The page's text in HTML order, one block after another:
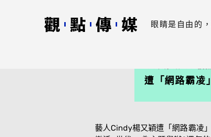
眼睛是自由的
遭「網路霸凌
藝人Cindy楊又穎遭「網路霸凌